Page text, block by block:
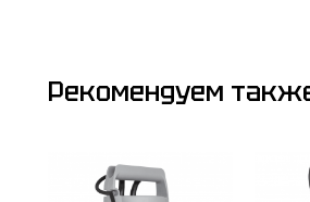
Рекомендуем